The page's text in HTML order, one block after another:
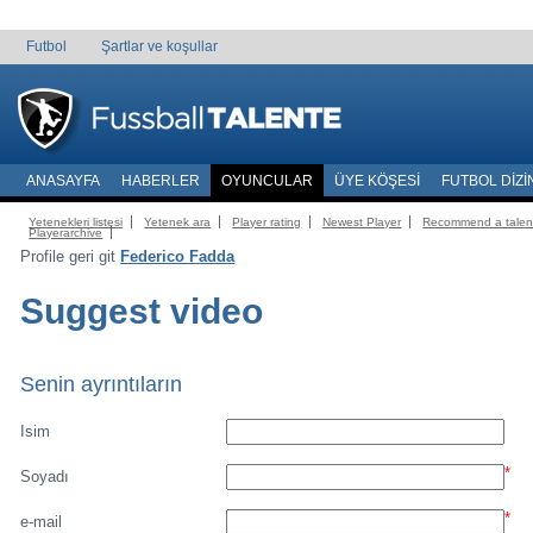
Futbol Şartlar ve koşullar
ANASAYFA HABERLER OYUNCULAR ÜYE KÖŞESI FUTBOL
Yetenekleri listesi Yetenek ara Player rating Newest Player
Recommend a
Playerarchive
Profile geri git Federico Fadda
Suggest video
Senin ayrıntıların
Isim
Soyadı *
e-mail *